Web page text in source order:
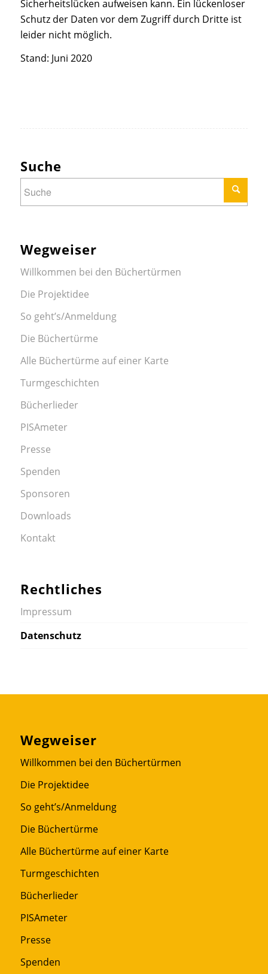
Sicherheitslücken aufweisen kann. Ein lückenloser
Schutz der Daten vor dem Zugriff durch Dritte ist
leider nicht möglich.
Stand: Juni 2020
Suche
Wegweiser
Willkommen bei den Büchertürmen
Die Projektidee
So geht’s/Anmeldung
Die Büchertürme
Alle Büchertürme auf einer Karte
Turmgeschichten
Bücherlieder
PISAmeter
Presse
Spenden
Sponsoren
Downloads
Kontakt
Rechtliches
Impressum
Datenschutz
Wegweiser
Willkommen bei den Büchertürmen
Die Projektidee
So geht’s/Anmeldung
Die Büchertürme
Alle Büchertürme auf einer Karte
Turmgeschichten
Bücherlieder
PISAmeter
Presse
Spenden